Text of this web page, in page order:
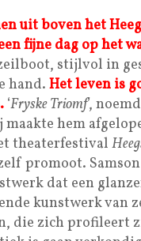
uit boven het
fijne dag op het
stijlvol in
hand. Het leven is
‘Fryske Triomf’,
maakte hem
theaterfestival
promoot.
dat een
kunstwerk van
die zich profileert